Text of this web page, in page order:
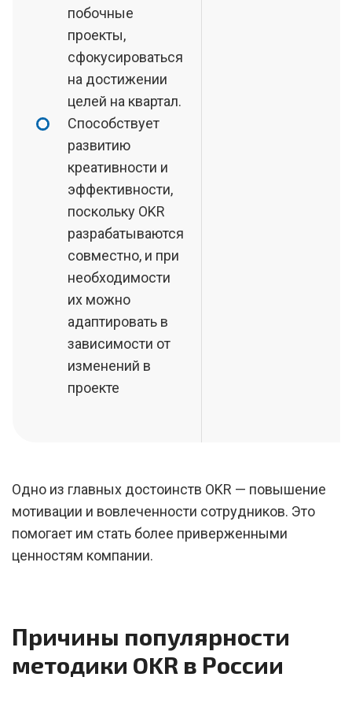
побочные
проекты,
сфокусироваться
на достижении
целей на квартал.
Способствует
развитию
креативности и
эффективности,
поскольку OKR
разрабатываются
совместно, и при
необходимости
их можно
адаптировать в
зависимости от
изменений в
проекте
Одно из главных достоинств OKR — повышение
мотивации и вовлеченности сотрудников. Это
помогает им стать более приверженными
ценностям компании.
Причины популярности
методики OKR в России